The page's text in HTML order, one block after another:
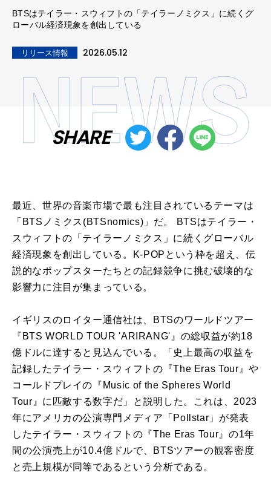
BTSはテイラー・スウィフトの「テイラーノミクス」に続くグ
ローバル経済現象を創出している
リリース情報 2026.05.12
SHARE
最近、世界の音楽市場で最も注目されているテーマは
「BTSノミクス(BTSnomics)」だ。 BTSはテイラー・
スウィフトの「テイラーノミクス」に続くグローバル
経済現象を創出している。K-POPという枠を超え、伝
説的なポップスターたちとの記録競争に挑む破壊的な
影響力に注目が集まっている。
イギリスのロイター通信社は、BTSのワールドツアー
『BTS WORLD TOUR 'ARIRANG'』の総収益が約18
億ドルに達すると見込んでいる。「史上最高の収益を
記録したテイラー・スウィフトの『The Eras Tour』や
コールドプレイの『Music of the Spheres World
Tour』に匹敵する数字だ」と説明した。これは、2023
年にアメリカの公演専門メディア「Pollstar」が発表
したテイラー・スウィフトの『The Eras Tour』の1年
間の公演売上が10.4億ドルで、BTSツアーの観客密度
と売上規模が同等であるという分析である。